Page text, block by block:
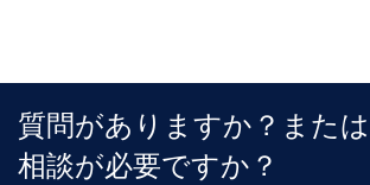
質問がありますか？また
相談が必要ですか？